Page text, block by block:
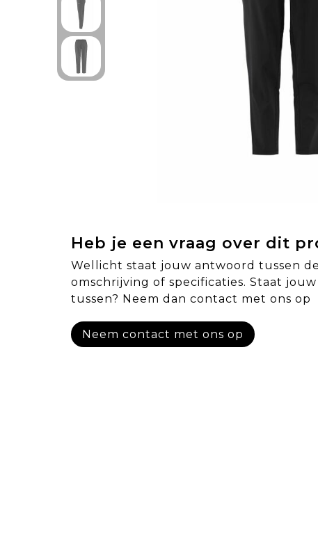
Heb je een vraag over dit
Wellicht staat jouw antwoord tussen
omschrijving of specificaties. Staat
tussen? Neem dan contact met ons op
Neem contact met ons op